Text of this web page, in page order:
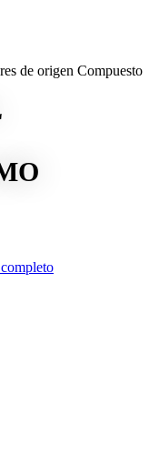
de origen Compuesto